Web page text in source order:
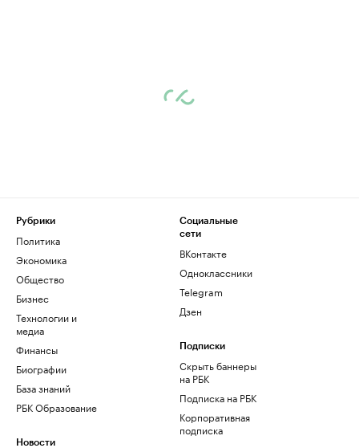
Рубрики
Политика
Экономика
Общество
Бизнес
Технологии и
медиа
Финансы
Биографии
База знаний
РБК Образование
Новости
Социальные
сети
ВКонтакте
Одноклассники
Telegram
Дзен
Подписки
Скрыть баннеры
на РБК
Подписка на РБК
Корпоративная
подписка